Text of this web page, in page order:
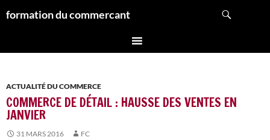
auformation du commercant
ACTUALITÉ DU COMMERCE
COMMERCE DE DÉTAIL : HAUSSE DES VENTES EN
JANVIER
31 MARS 2016 FC